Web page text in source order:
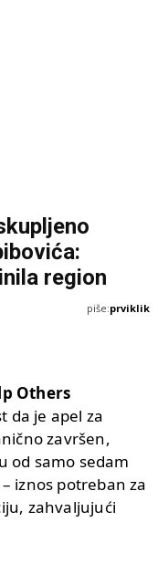
region
piše:prviklik
Others
da je apel za
završen,
od samo sedam
– iznos potreban za
zahvaljujući